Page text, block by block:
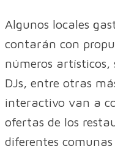
Algunos locales
contarán con
números artísticos,
DJs, entre otras
interactivo van a
ofertas de los
diferentes